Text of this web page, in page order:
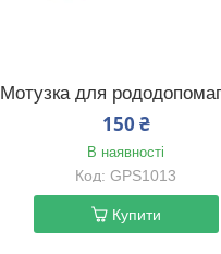
Мотузка для
150 ₴
В наявності
GPS1013
Купити